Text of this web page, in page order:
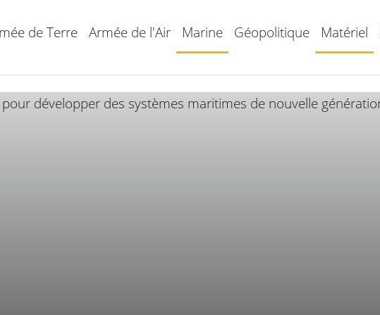
de Terre Armée de l'Air Marine Géopolitique Matériel